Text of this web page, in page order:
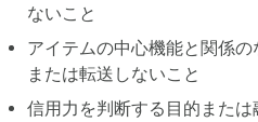
ないこと
アイテムの中心機能と関係
または転送しないこと
信用力を判断する目的また